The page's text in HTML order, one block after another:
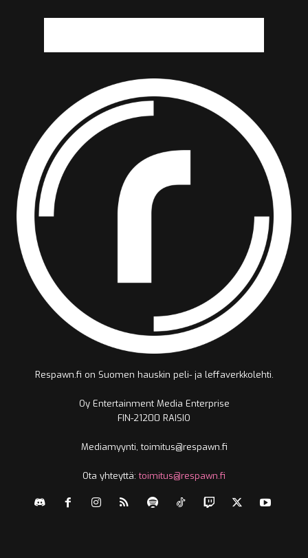
Respawn.fi on Suomen hauskin peli- ja leffaverkkolehti.
Oy Entertainment Media Enterprise
FIN-21200 RAISIO
Mediamyynti, toimitus@respawn.fi
Ota yhteyttä:toimitus@respawn.fi